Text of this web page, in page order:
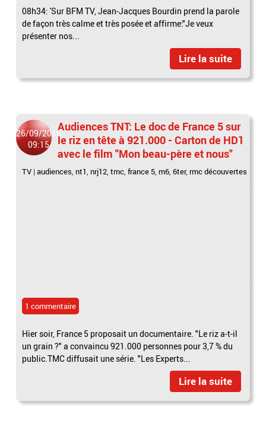
08h34: 'Sur BFM TV, Jean-Jacques Bourdin prend la parole
de façon très calme et très posée et affirme:"Je veux
présenter nos...
Lire la suite
26/09/2016
09:15
Audiences TNT: Le doc de France 5 sur
le riz en tête à 921.000 - Carton de HD1
avec le film "Mon beau-père et nous"
TV |audiences, nt1, nrj12,tmc,france 5, m6,6ter, rmc découvertes
1 commentaire
Hier soir, France 5 proposait un documentaire. "Le riz a-t-il
un grain ?" a convaincu 921.000 personnes pour 3,7 % du
public.TMC diffusait une série. "Les Experts...
Lire la suite